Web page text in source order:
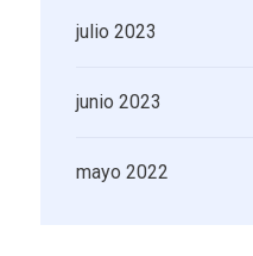
julio 2023
junio 2023
mayo 2022